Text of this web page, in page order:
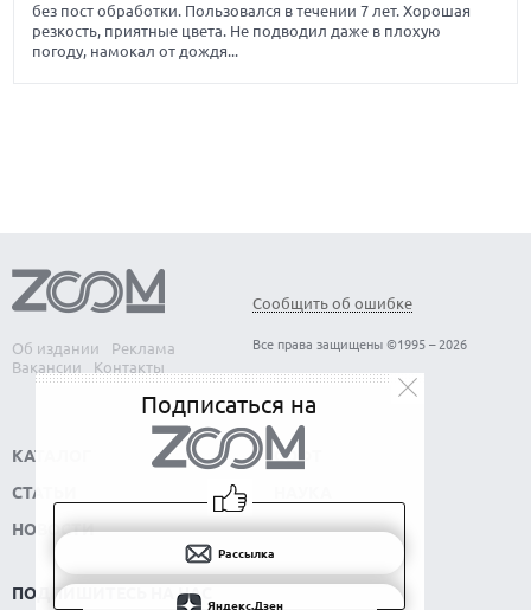
без пост обработки. Пользовался в течении 7 лет. Хорошая
резкость, приятные цвета. Не подводил даже в плохую
погоду, намокал от дождя...
Об издании
Реклама
Вакансии
Контакты
Сообщить об ошибке
Все права защищены ©1995 – 2026
КАТАЛОГ
СТАТЬИ
НОВОСТИ
СОФТ
ПОДПИШИТЕСЬ НА НАС
Подписаться на
Рассылка
Яндекс.Дзен